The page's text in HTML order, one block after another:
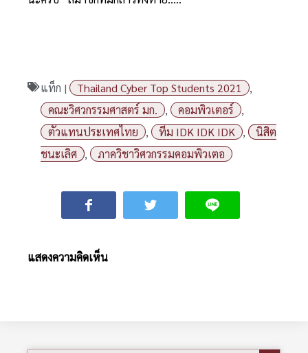
แท็ก | Thailand Cyber Top Students 2021
,
คณะวิศวกรรมศาสตร์ มก.
, คอมพิวเตอร์
,
ตัวแทนประเทศไทย
, ทีม IDK IDK IDK ,
นิสิต
ชนะเลิศ , ภาควิชาวิศวกรรมคอมพิวเตอ
แสดงความคิดเห็น